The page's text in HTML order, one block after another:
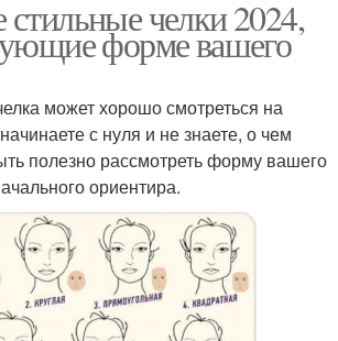
челки 2024,
форме вашего
может хорошо смотреться на
с нуля и не знаете, о чем
полезно рассмотреть форму вашего
ориентира.